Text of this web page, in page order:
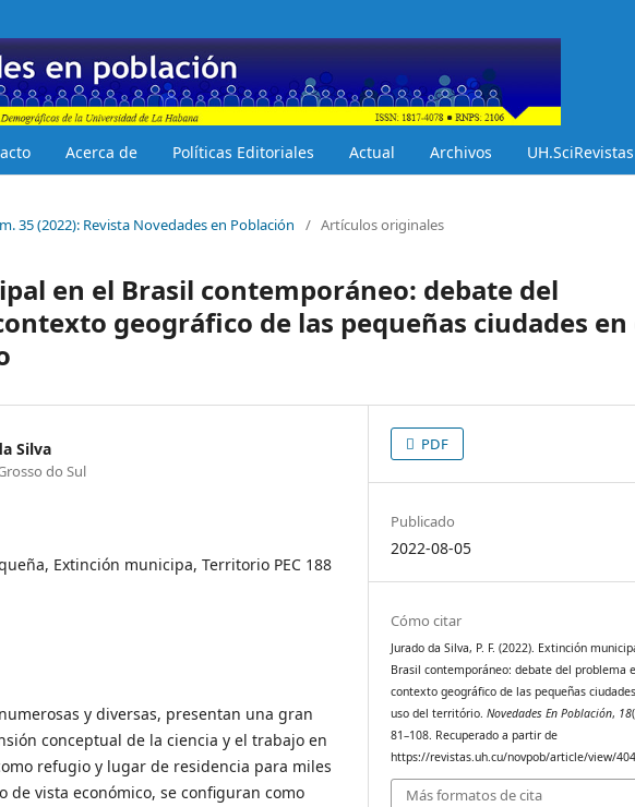
Acerca de Políticas Editoriales Actual Archivos UH.SciRevistas
35 (2022): Revista Novedades en Población / Artículos originales
en el Brasil contemporáneo: debate del
geográfico de las pequeñas ciudades en
Silva
do Sul
Extinción municipa, Territorio PEC 188
y diversas, presentan una gran
conceptual de la ciencia y el trabajo en
refugio y lugar de residencia para miles
de vista económico, se configuran como
PDF
Publicado
2022-08-05
Cómo citar
Jurado da Silva, P. F. (2022). Extinción
Brasil contemporáneo: debate del problema
contexto geográfico de las pequeñas
uso del território.Novedades En Población, 18
81–108. Recuperado a partir de
https://revistas.uh.cu/novpob/article/view/404
Más formatos de cita